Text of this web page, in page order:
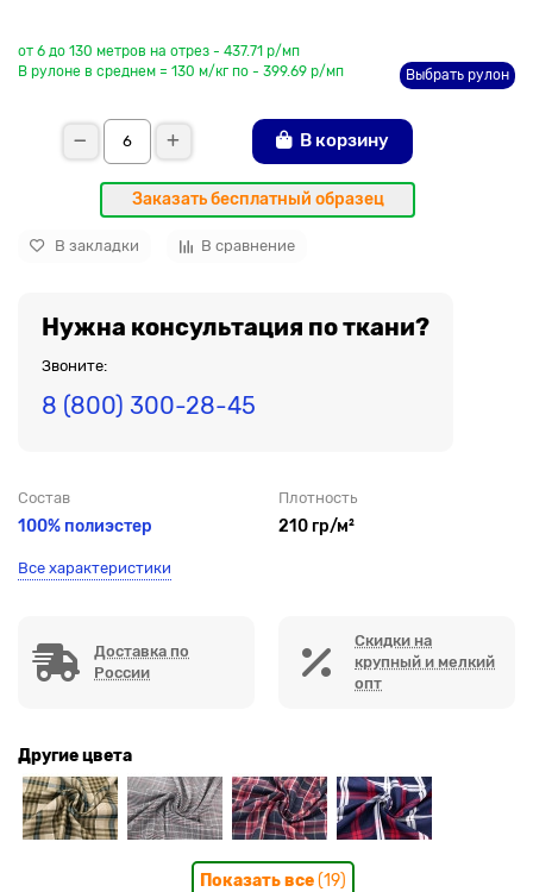
от 6 до 130 метров на отрез - 437.71 р/мп
В рулоне в среднем = 130 м/кг по - 399.69 р/мп
Выбрать рулон
В корзину
Заказать бесплатный образец
В закладки В сравнение
Нужна консультация по ткани?
Звоните:
8 (800) 300-28-45
Состав
100% полиэстер
Плотность
210 гр/м²
Все характеристики
Доставка по
России
Скидки на
крупный и мелкий
опт
Другие цвета
Показать все(19)